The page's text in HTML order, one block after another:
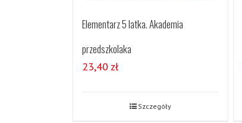
Elementarz 5 latka. Akademia
przedszkolaka
23,40 zł
Szczegóły